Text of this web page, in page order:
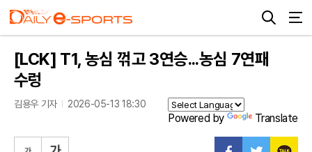
[LCK] T1, 농심 꺾고 3연승...농심 7연패
수렁
김용우 기자 2026-05-13 18:30
Powered by Translate